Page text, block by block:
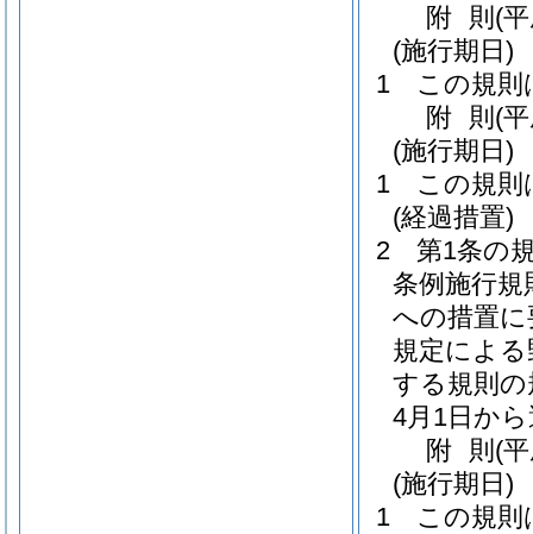
附 則 (
(施行期日)
1
この規則
附 則 (
(施行期日)
1
この規則
(経過措置)
2
第1条の
条例施行規
への措置
規定によ
する規則の
4月1日か
附 則 (
(施行期日)
1
この規則